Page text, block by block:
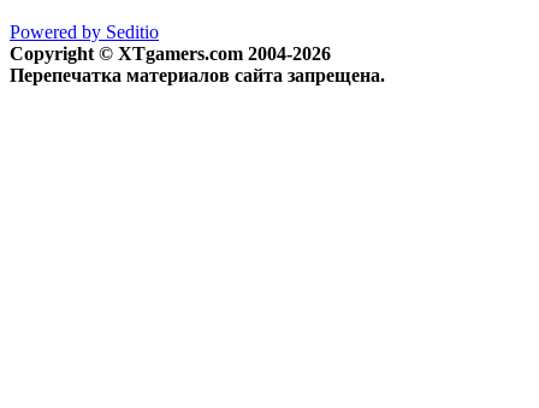
Powered by Seditio
Copyright © XTgamers.com 2004-2026
Перепечатка материалов сайта запрещена.